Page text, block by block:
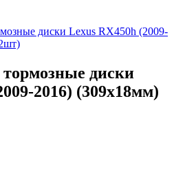
диски Lexus RX450h (2009-
диски
2016) (309х18мм)